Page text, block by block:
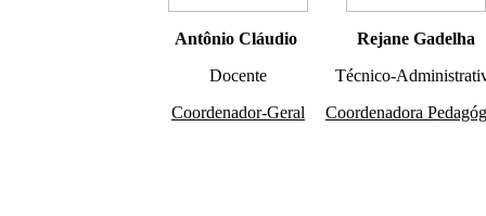
Antônio Cláudio
Docente
Coordenador-Geral
Rejane Gadelha
Técnico-
Coordenadora